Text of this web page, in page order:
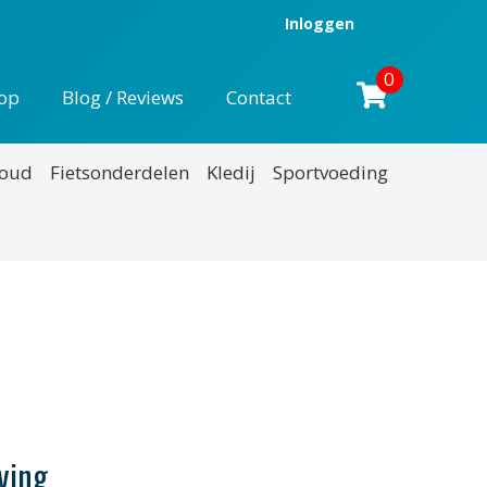
Inloggen
Blog / Reviews Contact
0
Fietsonderdelen Kledij Sportvoeding